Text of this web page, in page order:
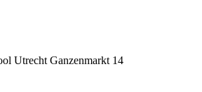
Ganzenmarkt 14